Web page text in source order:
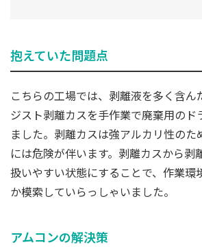
抱えていた問題点
こちらの工場では、剥離液を多く含ん
ジスト剥離カスを手作業で廃棄用のド
ました。剥離カスは強アルカリ性の
には危険が伴います。剥離カスから剥
扱いやすい状態にすることで、作業環
か模索していらっしゃいました。
アムコンの解決策